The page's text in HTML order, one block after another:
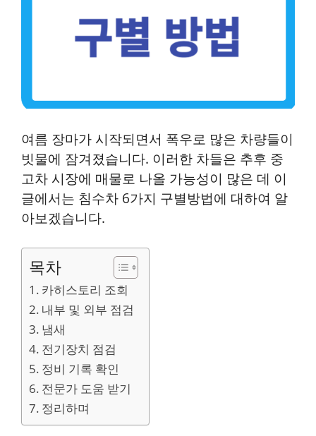
여름 장마가 시작되면서 폭우로 많은 차량들이
빗물에 잠겨졌습니다. 이러한 차들은 추후 중
고차 시장에 매물로 나올 가능성이 많은 데 이
글에서는 침수차 6가지 구별방법에 대하여 알
아보겠습니다.
목차
카히스토리 조회
내부 및 외부 점검
냄새
전기장치 점검
정비 기록 확인
전문가 도움 받기
정리하며